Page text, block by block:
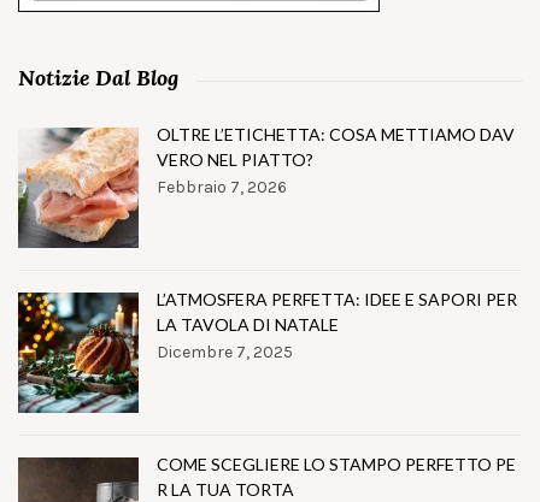
Notizie Dal Blog
OLTRE L’ETICHETTA: COSA METTIAMO DAV
VERO NEL PIATTO?
Febbraio 7, 2026
L’ATMOSFERA PERFETTA: IDEE E SAPORI PER
LA TAVOLA DI NATALE
Dicembre 7, 2025
COME SCEGLIERE LO STAMPO PERFETTO PE
R LA TUA TORTA